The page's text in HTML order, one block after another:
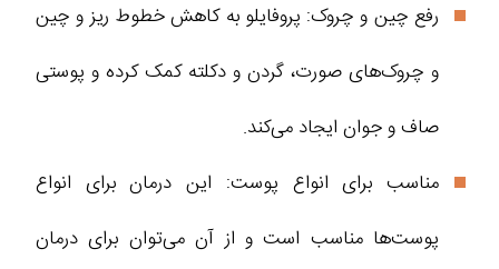
رفع چین و چروک: پروفایلو به کاهش خطوط ریز و چین
و چروک‌های صورت، گردن و دکلته کمک کرده و پوستی
صاف‌ و جوان‌ ایجاد می‌کند.
مناسب برای انواع پوست: این درمان برای انواع
پوست‌ها مناسب است و از آن می‌توان برای درمان